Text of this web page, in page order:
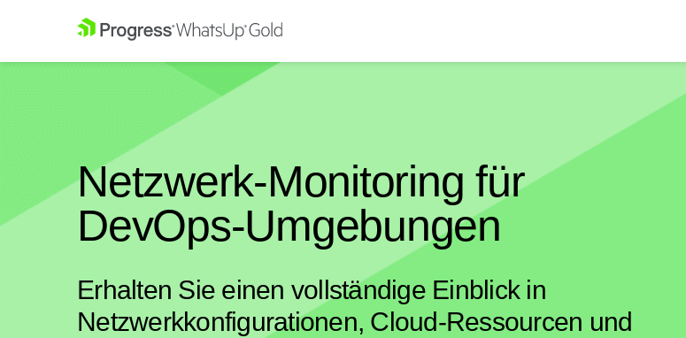
Netzwerk-Monitoring für
DevOps-Umgebungen
Erhalten Sie einen vollständige Einblick in
Netzwerkkonfigurationen, Cloud-Ressourcen und